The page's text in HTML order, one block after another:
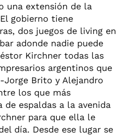
una extensión de la
gobierno tiene
dos juegos de living en
adonde nadie puede
Kirchner todas las
argentinos que
Brito y Alejandro
los que más
de espaldas a la avenida
para que ella le
día. Desde ese lugar se